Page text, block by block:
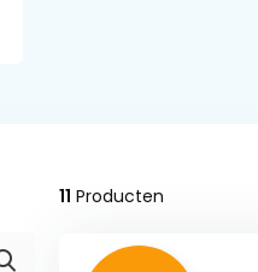
11 Producten